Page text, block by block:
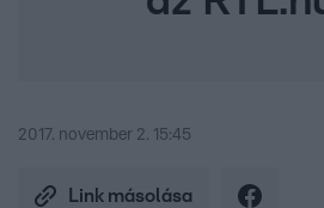
2017. november 2. 15:45
Link másolása